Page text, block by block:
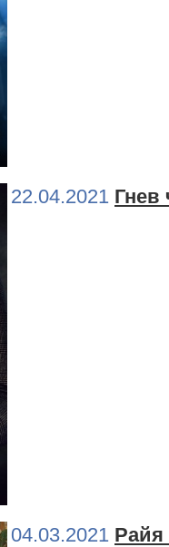
22.04.2021 Гнев
04.03.2021 Райя